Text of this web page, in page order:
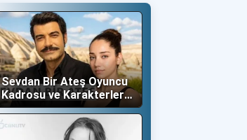
Sevdan Bir Ateş Oyuncu
Kadrosu ve Karakterleri
(Show TV)